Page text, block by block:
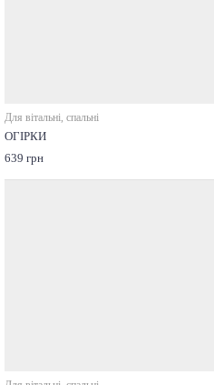
Для вітальні, спальні
ОГІРКИ
639 грн